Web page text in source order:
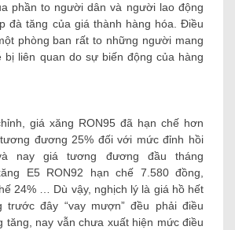
phần to người dân và người lao động
đà tăng của giá thành hàng hóa. Điều
phòng ban rất to những người mang
bị liên quan do sự biến động của hàng
giá xăng RON95 đã hạn chế hơn
đương 25% đối với mức đỉnh hồi
nay giá tương đương đầu tháng
E5 RON92 hạn chế 7.580 đồng,
24% … Dù vậy, nghịch lý là giá hồ hết
trước đây “vay mượn” đều phải điều
tăng, nay vẫn chưa xuất hiện mức điều